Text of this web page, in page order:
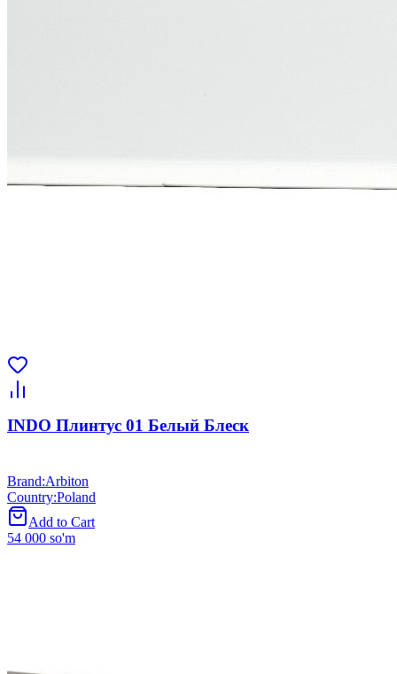
INDO Плинтус 01 Белый Блеск
Brand:Arbiton
Country:Poland
Add to Cart
54 000 so'm